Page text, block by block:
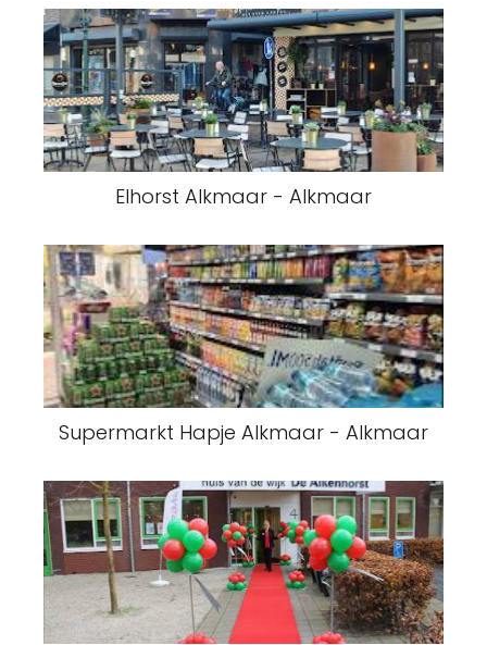
Elhorst Alkmaar - Alkmaar
Supermarkt Hapje Alkmaar - Alkmaar